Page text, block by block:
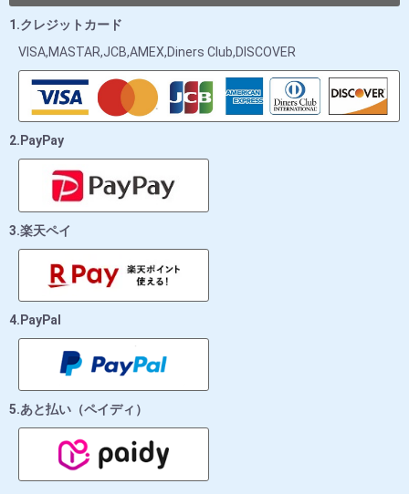
1.クレジットカード
VISA,MASTAR,JCB,AMEX,Diners Club,DISCOVER
2.PayPay
3.楽天ペイ
4.PayPal
5.あと払い（ペイディ）